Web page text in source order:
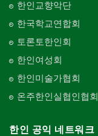
한인교향악단
한국학교연합회
토론토한인회
한인여성회
한인미술가협회
온주한인실협인협회
한인 공익 네트워크